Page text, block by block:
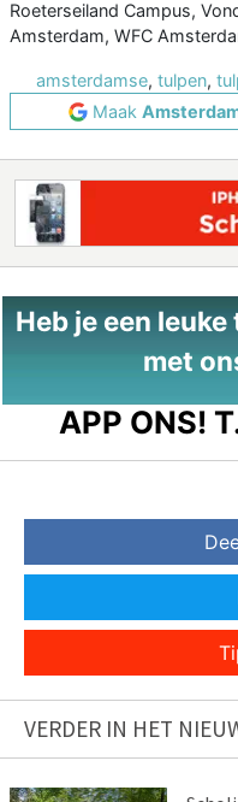
Roeterseiland Campus,
Amsterdam, WFC
amsterdamse, tulpen,
Maak
Heb je een
met
APP ONS!
VERDER IN HET